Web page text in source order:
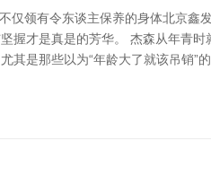
领有令东谈主保养的身体北京
握才是真是的芳华。 杰森从年青
其是那些以为“年龄大了就该吊销”